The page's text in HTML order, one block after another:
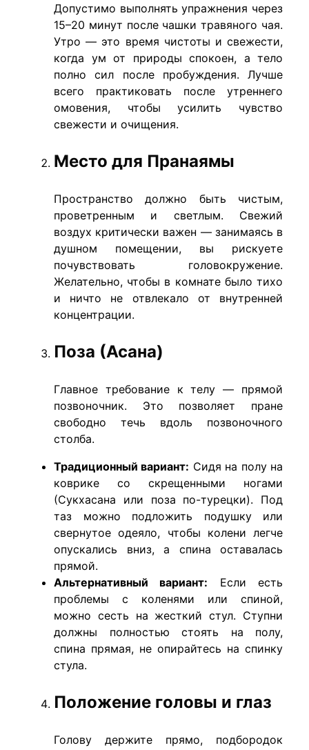
Допустимо выполнять упражнения через
15–20 минут после чашки травяного чая.
Утро — это время чистоты и свежести,
когда ум от природы спокоен, а тело
полно сил после пробуждения. Лучше
всего практиковать после утреннего
омовения, чтобы усилить чувство
свежести и очищения.
Место для Пранаямы
Пространство должно быть чистым,
проветренным и светлым. Свежий
воздух критически важен — занимаясь в
душном помещении, вы рискуете
почувствовать головокружение.
Желательно, чтобы в комнате было тихо
и ничто не отвлекало от внутренней
концентрации.
Поза (Асана)
Главное требование к телу — прямой
позвоночник. Это позволяет пране
свободно течь вдоль позвоночного
столба.
Традиционный вариант: Сидя на полу на
коврике со скрещенными ногами
(Сукхасана или поза по-турецки). Под
таз можно подложить подушку или
свернутое одеяло, чтобы колени легче
опускались вниз, а спина оставалась
прямой.
Альтернативный вариант: Если есть
проблемы с коленями или спиной,
можно сесть на жесткий стул. Ступни
должны полностью стоять на полу,
спина прямая, не опирайтесь на спинку
стула.
Положение головы и глаз
Голову держите прямо, подбородок